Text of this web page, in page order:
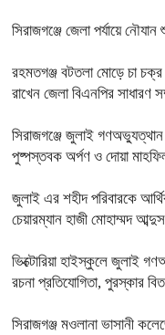
সিরাজগঞ্জে জেলা পর্যায়ে
রহমতগঞ্জ বটতলা মোড়ে চা
রাখেন জেলা বিএনপির সাধারণ
সিরাজগঞ্জে জুলাই
পুষ্পস্তবক অর্পণ ও দোয়া
জুলাই এর শহীদ পরিবারকে
চেয়ারম্যান হাজী মোহাম্মদ
ভিক্টোরিয়া হাইস্কুলে জুলাই
রচনা প্রতিযোগিতা, পুরস্কার
সিরাজগঞ্জ মওলানা ভাসানী